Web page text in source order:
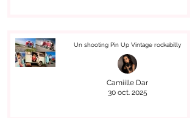
Un shooting Pin Up Vintage rockabilly
Camiille Dar
30 oct. 2025